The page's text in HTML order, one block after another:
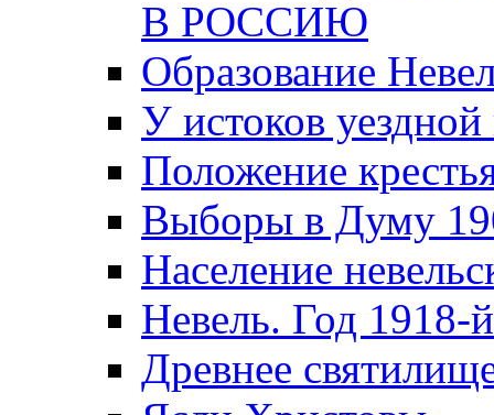
В РОССИЮ
Образование
У истоков
Положение
Выборы в Думу
Население
Невель. Год 1918-
Древнее